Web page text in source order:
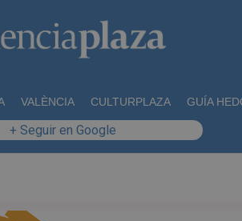
VALÈNCIA CULTURPLAZA GUÍA
+ Seguir en Google